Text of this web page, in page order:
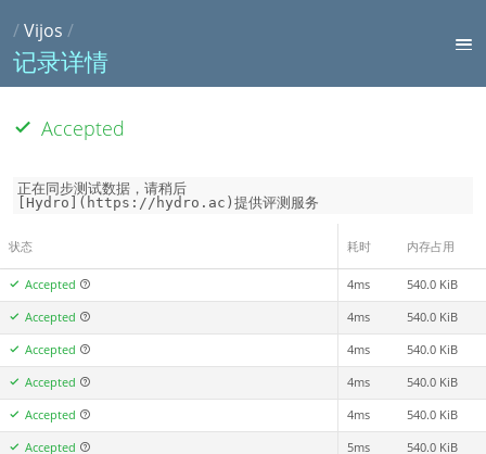
/Vijos /
记录详情
Accepted
正在同步测试数据，请稍后
[Hydro](https://hydro.ac)提供评测服务
状态 耗时 内存占用
Accepted 4ms 540.0 KiB
Accepted 4ms 540.0 KiB
Accepted 4ms 540.0 KiB
Accepted 4ms 540.0 KiB
Accepted 4ms 540.0 KiB
Accepted 5ms 540.0 KiB